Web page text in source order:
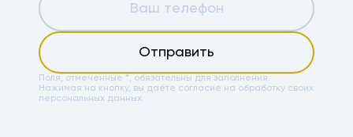
Отправить
Поля, отмеченные *, обязательны для заполнения.
Нажимая на кнопку, вы даёте согласие на обработку своих
персональных данных.